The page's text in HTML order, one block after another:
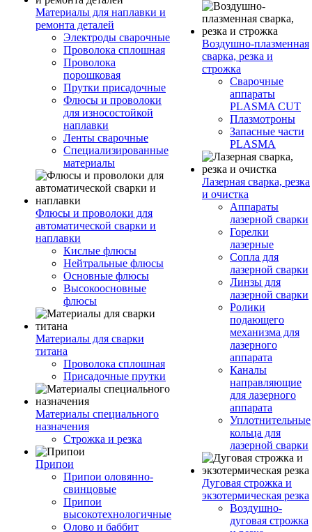
Материалы для наплавки и
ремонта деталей
Электроды сварочные
Проволока сплошная
Проволока
порошковая
Прутки присадочные
Флюсы и проволоки
для износостойкой
наплавки
Ленты сварочные
Специализированные
материалы
Флюсы и проволоки для
автоматической сварки и
наплавки
Кислые флюсы
Нейтральные флюсы
Основные флюсы
Высокоосновные
флюсы
Материалы для сварки
титана
Проволока сплошная
Присадочные прутки
Материалы специального
назначения
Строжка и резка
Припои
Припои оловянно-
свинцовые
Припои
высокотехнологичные
Олово и баббит
Воздушно-плазменная
сварка, резка и
строжка
Сварочные
аппараты
PLASMA CUT
Плазмотроны
Запасные части
PLASMA
Лазерная сварка, резка
и очистка
Аппараты
лазерной сварки
Горелки
лазерные
Сопла для
лазерной сварки
Линзы для
лазерной сварки
Ролики
подающего
механизма для
лазерного
аппарата
Каналы
направляющие
для лазерного
аппарата
Уплотнительные
кольца для
лазерной сварки
Дуговая строжка и
экзотермическая резка
Воздушно-
дуговая строжка